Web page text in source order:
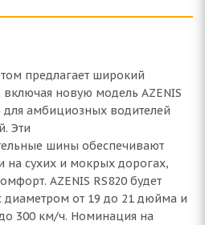
предлагает широкий
новую модель AZENIS
для амбициозных водителей
Эти
шины обеспечивают
на сухих и мокрых дорогах,
AZENIS RS820 будет
диаметром от 19 до 21 дюйма и
300 км/ч. Номинация на